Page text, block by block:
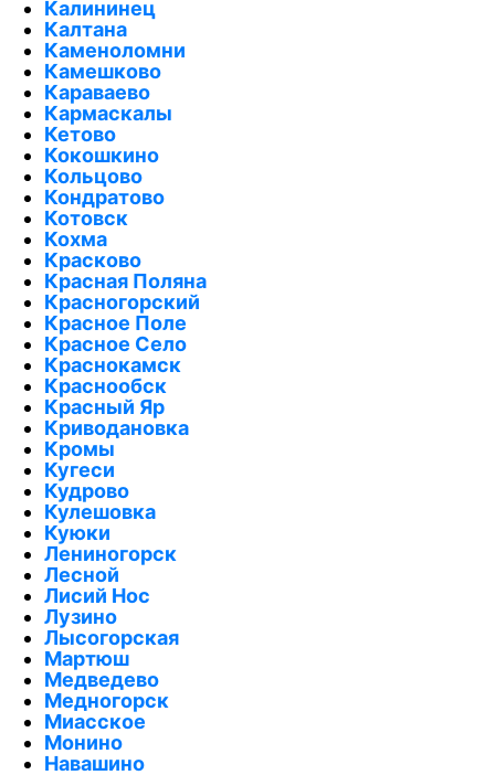
Калининец
Калтана
Каменоломни
Камешково
Караваево
Кармаскалы
Кетово
Кокошкино
Кольцово
Кондратово
Котовск
Кохма
Красково
Красная Поляна
Красногорский
Красное Поле
Красное Село
Краснокамск
Краснообск
Красный Яр
Криводановка
Кромы
Кугеси
Кудрово
Кулешовка
Куюки
Лениногорск
Лесной
Лисий Нос
Лузино
Лысогорская
Мартюш
Медведево
Медногорск
Миасское
Монино
Навашино